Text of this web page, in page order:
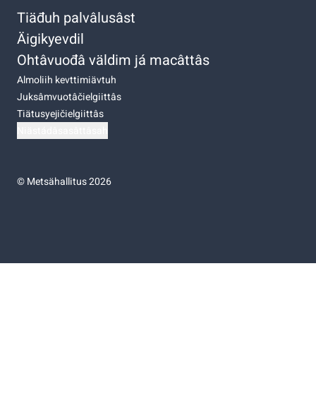
Tiäđuh palvâlusâst
Äigikyevdil
Ohtâvuođâ väldim já macâttâs
Almoliih kevttimiävtuh
Juksâmvuotâčielgiittâs
Tiätusyejičielgiittâs
©Metsähallitus 2026